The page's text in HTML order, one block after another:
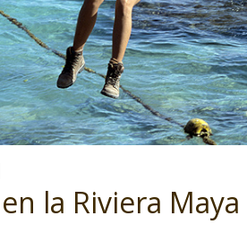
la Riviera Maya